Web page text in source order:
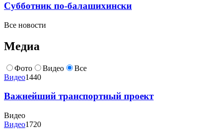
Субботник по-балашихински
Все новости
Медиа
Фото Видео
Все
Видео1440
Важнейший транспортный проект
Видео
Видео1720